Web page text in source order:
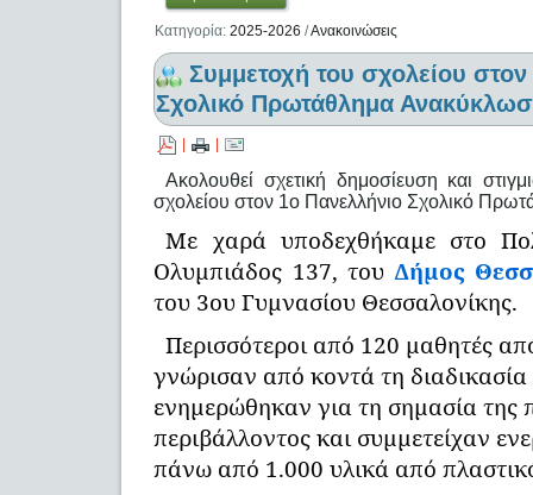
Κατηγορία:2025-2026 /Ανακοινώσεις
Συμμετοχή του σχολείου
Σχολικό Πρωτάθλημα
Ακολουθεί σχετική δημοσίευση και
σχολείου στον 1ο Πανελλήνιο Σχολικό
Με χαρά υποδεχθήκαμε στο
Ολυμπιάδος 137, του Δήμος
του 3ου Γυμνασίου Θεσσαλονίκης.
Περισσότεροι από 120 μαθητές
γνώρισαν από κοντά τη
ενημερώθηκαν για τη σημασία της
περιβάλλοντος και συμμετείχαν
πάνω από 1.000 υλικά από